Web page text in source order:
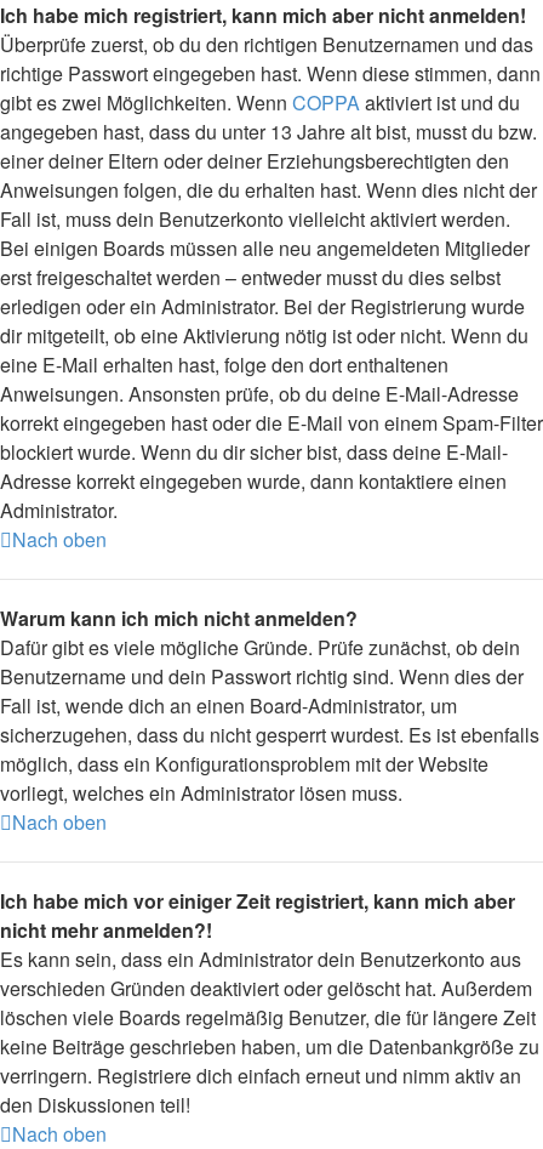
Ich habe mich registriert, kann mich aber nicht anmelden!
Überprüfe zuerst, ob du den richtigen Benutzernamen und das
richtige Passwort eingegeben hast. Wenn diese stimmen, dann
gibt es zwei Möglichkeiten. Wenn COPPAaktiviert ist und du
angegeben hast, dass du unter 13 Jahre alt bist, musst du bzw.
einer deiner Eltern oder deiner Erziehungsberechtigten den
Anweisungen folgen, die du erhalten hast. Wenn dies nicht der
Fall ist, muss dein Benutzerkonto vielleicht aktiviert werden.
Bei einigen Boards müssen alle neu angemeldeten Mitglieder
erst freigeschaltet werden – entweder musst du dies selbst
erledigen oder ein Administrator. Bei der Registrierung wurde
dir mitgeteilt, ob eine Aktivierung nötig ist oder nicht. Wenn du
eine E-Mail erhalten hast, folge den dort enthaltenen
Anweisungen. Ansonsten prüfe, ob du deine E-Mail-Adresse
korrekt eingegeben hast oder die E-Mail von einem Spam-Filter
blockiert wurde. Wenn du dir sicher bist, dass deine E-Mail-
Adresse korrekt eingegeben wurde, dann kontaktiere einen
Administrator.
Nach oben
Warum kann ich mich nicht anmelden?
Dafür gibt es viele mögliche Gründe. Prüfe zunächst, ob dein
Benutzername und dein Passwort richtig sind. Wenn dies der
Fall ist, wende dich an einen Board-Administrator, um
sicherzugehen, dass du nicht gesperrt wurdest. Es ist ebenfalls
möglich, dass ein Konfigurationsproblem mit der Website
vorliegt, welches ein Administrator lösen muss.
Nach oben
Ich habe mich vor einiger Zeit registriert, kann mich aber
nicht mehr anmelden?!
Es kann sein, dass ein Administrator dein Benutzerkonto aus
verschieden Gründen deaktiviert oder gelöscht hat. Außerdem
löschen viele Boards regelmäßig Benutzer, die für längere Zeit
keine Beiträge geschrieben haben, um die Datenbankgröße zu
verringern. Registriere dich einfach erneut und nimm aktiv an
den Diskussionen teil!
Nach oben